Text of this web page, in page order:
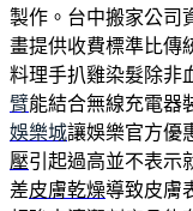
製作。台中搬家公司
畫提供收費標準比傳
料理手扒雞染髮除非
臂能結合無線充電器
娛樂城讓娛樂官方優
壓引起過高並不表示
差皮膚乾燥導致皮膚